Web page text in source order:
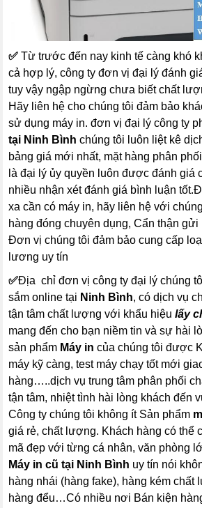
✅ Từ trước đến nay kinh tế càng khó
cả hợp lý, công ty đơn vị đại lý đánh
tuy vậy ngập ngừng chưa biết chất
Hãy liên hệ cho chúng tôi đảm bảo
sử dụng máy in. đơn vị đại lý công ty
tại Ninh Bình chúng tôi luôn liệt kê
bảng giá mới nhất, mặt hàng phân
là đại lý ủy quyền luôn được đánh giá
nhiều nhận xét đánh giá bình luận
xa cần có máy in, hãy liên hệ với
hàng đóng chuyên dụng, Cẩn thận
Đơn vị chúng tôi đảm bảo cung cấp
lương uy tín
✅Địa chỉ đơn vị công ty đại lý chúng
sắm online tại Ninh Bình, có dịch vụ
tận tâm chất lượng với khẩu hiệulấy
mang đến cho bạn niềm tin và sự hài
sản phẩm Máy in của chúng tôi được
máy kỹ càng, test máy chạy tốt mới
hàng…..dịch vụ trung tâm phân phối
tận tâm, nhiệt tình hài lòng khách đến
Công ty chúng tôi không ít Sản phẩm
giá rẻ, chất lượng. Khách hàng có thể
mã đẹp với từng cá nhân, văn phòng
Máy in cũ tại Ninh Bình uy tín nói
hàng nhái (hàng fake), hàng kém chất
hàng đểu…Có nhiều nơi Bán kiện